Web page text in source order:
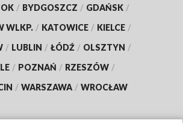
/ BYDGOSZCZ / GDAŃSK /
WLKP. / KATOWICE / KIELCE /
/ LUBLIN / ŁÓDŹ / OLSZTYN /
/ POZNAŃ / RZESZÓW /
/ WARSZAWA / WROCŁAW